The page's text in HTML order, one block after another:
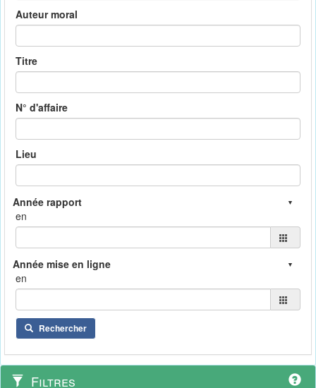
Auteur moral
Titre
N° d'affaire
Lieu
en
en
Rechercher
Filtres